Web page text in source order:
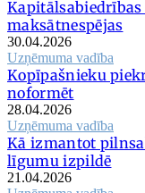
maksātnespējas
30.04.2026
Uzņēmuma vadība
Kopīpašnieku
noformēt
28.04.2026
Uzņēmuma vadība
Kā izmantot
līgumu izpildē
21.04.2026